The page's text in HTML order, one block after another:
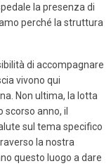
la presenza di
perché la struttura
di accompagnare
vivono qui
Non ultima, la lotta
anno, il
sul tema specifico
la nostra
questo luogo a dare